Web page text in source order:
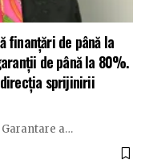
finanțări de până la
de până la 80%.
sprijinirii
a…